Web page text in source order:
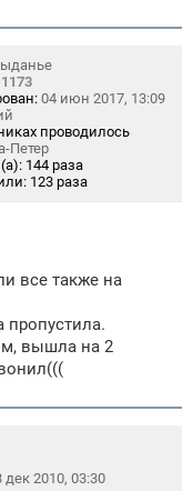
1173
04 июн 2017, 13:09
проводилось
Петер
144 раза
123 раза
все также на
пропустила.
вышла на 2
дек 2010, 03:30